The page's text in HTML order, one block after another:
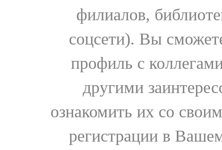
филиалов,
соцсети). Вы
профиль с
другими
ознакомить их со
регистрации в